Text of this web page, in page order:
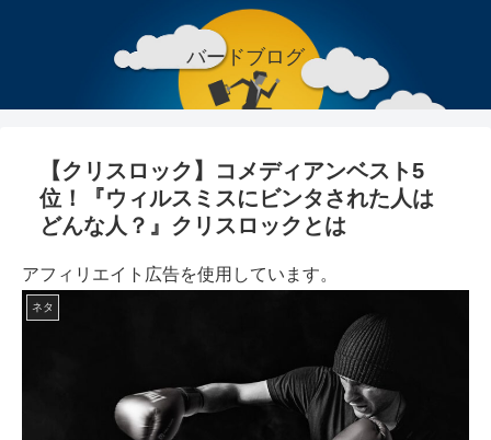
バードブログ
【クリスロック】コメディアンベスト5
位！『ウィルスミスにビンタされた人は
どんな人？』クリスロックとは
アフィリエイト広告を使用しています。
ネタ